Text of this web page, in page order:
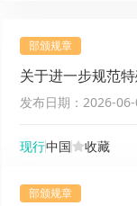
部颁规章
关于进一步规范
发布日期： 2026-
现行中国 收藏
部颁规章